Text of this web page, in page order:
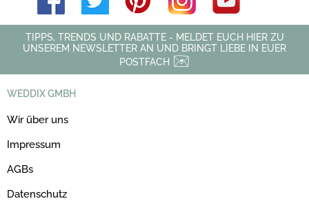
TIPPS, TRENDS UND RABATTE - MELDET EUCH HIER ZU
UNSEREM NEWSLETTER AN UND BRINGT LIEBE IN EUER
POSTFACH
WEDDIX GMBH
Wir über uns
Impressum
AGBs
Datenschutz